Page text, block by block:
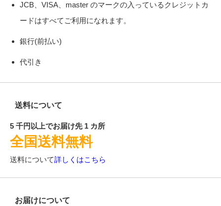
JCB、VISA、master のマークの入っているクレジットカ
ードはすべてご利用になれます。
銀行(前払い)
代引き
送料について
5 千円以上でお届け先 1 カ所
全国送料無料
送料について詳しくはこちら
お届けについて